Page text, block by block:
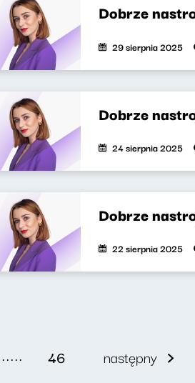
Dobrze
29 sierpnia 2025
Dobrze
24 sierpnia 2025
Dobrze
22 sierpnia 2025
46 następny